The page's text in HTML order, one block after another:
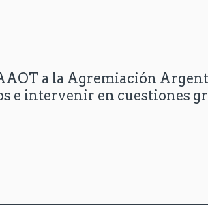
a la Agremiación
e intervenir en cuestiones